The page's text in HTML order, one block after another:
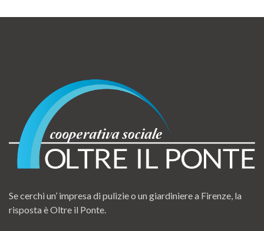
Se cerchi un’ impresa di pulizie o un giardiniere a Firenze, la
risposta è Oltre il Ponte.